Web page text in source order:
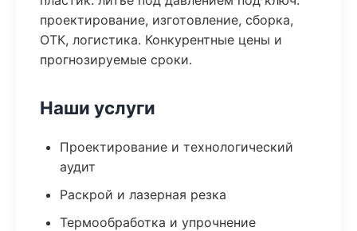
проектирование, изготовление, сборка,
ОТК, логистика. Конкурентные цены и
прогнозируемые сроки.
Наши услуги
Проектирование и технологический
аудит
Раскрой и лазерная резка
Термообработка и упрочнение